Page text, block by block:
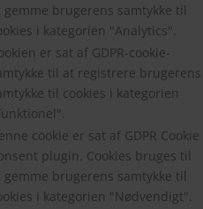
gemme brugerens samtykke til
i kategorien "Analytics".
er sat af GDPR-cookie-
til at registrere brugerens
til cookies i kategorien
cookie er sat af GDPR Cookie
plugin. Cookies bruges til
gemme brugerens samtykke til
i kategorien "Nødvendigt".